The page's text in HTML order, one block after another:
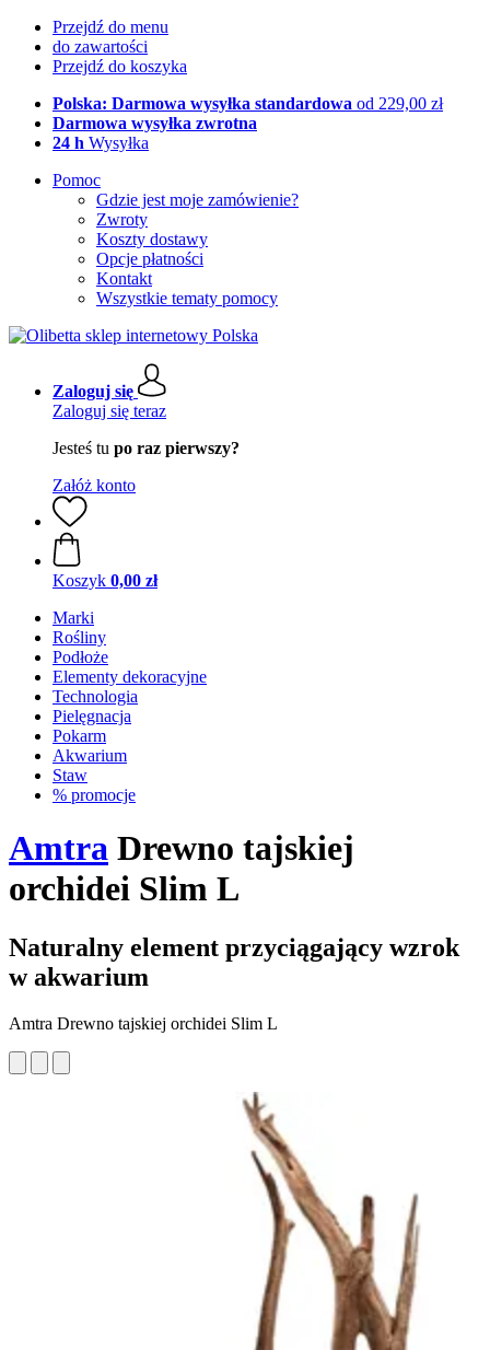
Przejdź do menu
do zawartości
Przejdź do koszyka
Polska: Darmowa wysyłka standardowa od 229,00 zł
Darmowa wysyłka zwrotna
24 h Wysyłka
Pomoc
Gdzie jest moje zamówienie?
Zwroty
Koszty dostawy
Opcje płatności
Kontakt
Wszystkie tematy pomocy
Zaloguj się
Zaloguj się teraz
Jesteś tu po raz pierwszy?
Załóż konto
Koszyk 0,00 zł
Marki
Rośliny
Podłoże
Elementy dekoracyjne
Technologia
Pielęgnacja
Pokarm
Akwarium
Staw
% promocje
Amtra Drewno tajskiej
orchidei Slim L
Naturalny element przyciągający wzrok
w akwarium
Amtra Drewno tajskiej orchidei Slim L